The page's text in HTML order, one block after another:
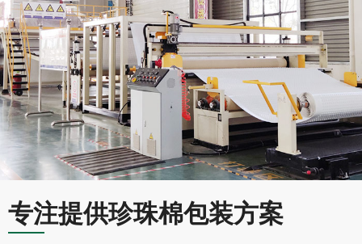
专注提供珍珠棉包装方案